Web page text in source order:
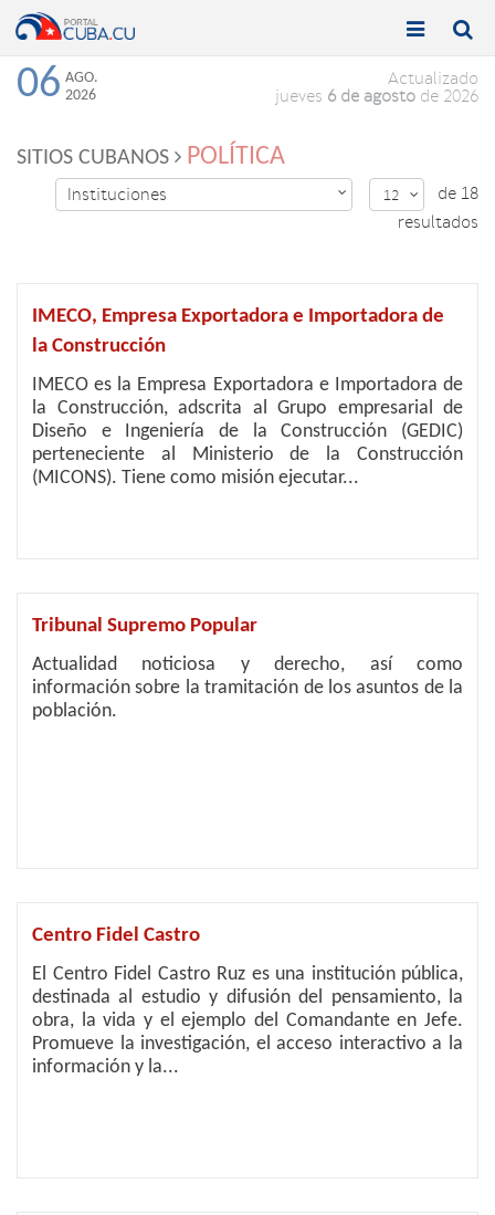
Toggle

Toggle

06 AGO.
2026
Actualizado
jueves 6 de agosto de 2026
SITIOS CUBANOS POLÍTICA
Instituciones  12 
de 18
resultados
IMECO, Empresa Exportadora e Importadora de
la Construcción
IMECO es la Empresa Exportadora e Importadora de
la Construcción, adscrita al Grupo empresarial de
Diseño e Ingeniería de la Construcción (GEDIC)
perteneciente al Ministerio de la Construcción
(MICONS). Tiene como misión ejecutar...
Tribunal Supremo Popular
Actualidad noticiosa y derecho, así como
información sobre la tramitación de los asuntos de la
población.
Centro Fidel Castro
El Centro Fidel Castro Ruz es una institución pública,
destinada al estudio y difusión del pensamiento, la
obra, la vida y el ejemplo del Comandante en Jefe.
Promueve la investigación, el acceso interactivo a la
información y la...